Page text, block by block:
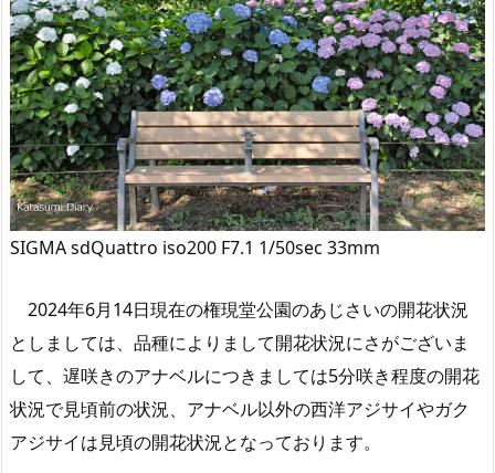
SIGMA sdQuattro iso200 F7.1 1/50sec 33mm
2024年6月14日現在の権現堂公園のあじさいの開花状況
としましては、品種によりまして開花状況にさがございま
して、遅咲きのアナベルにつきましては5分咲き程度の開花
状況で見頃前の状況、アナベル以外の西洋アジサイやガク
アジサイは見頃の開花状況となっております。